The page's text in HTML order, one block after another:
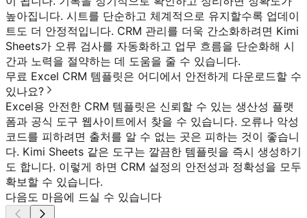
높아집니다. 시트를 단순하고 체계적으로 유지할수록 업데이
트도 더 안정적입니다. CRM 관리를 더욱 간소화하려면 Kimi
Sheets가 오류 검사를 자동화하고 업무 흐름을 단순화해 시
간과 노력을 절약하는 데 도움을 줄 수 있습니다.
무료 Excel CRM 템플릿은 어디에서 안전하게 다운로드할 수
있나요?
Excel용 안전한 CRM 템플릿은 신뢰할 수 있는 생산성 플랫
폼과 공식 도구 웹사이트에서 찾을 수 있습니다. 오류나 악성
코드를 피하려면 출처를 알 수 없는 곳은 피하는 것이 좋습니
다. Kimi Sheets 같은 도구는 깔끔한 템플릿을 즉시 생성하기
도 합니다. 이렇게 하면 CRM 설정의 안전성과 정확성을 모두
확보할 수 있습니다.
다음도 마음에 드실 수 있습니다